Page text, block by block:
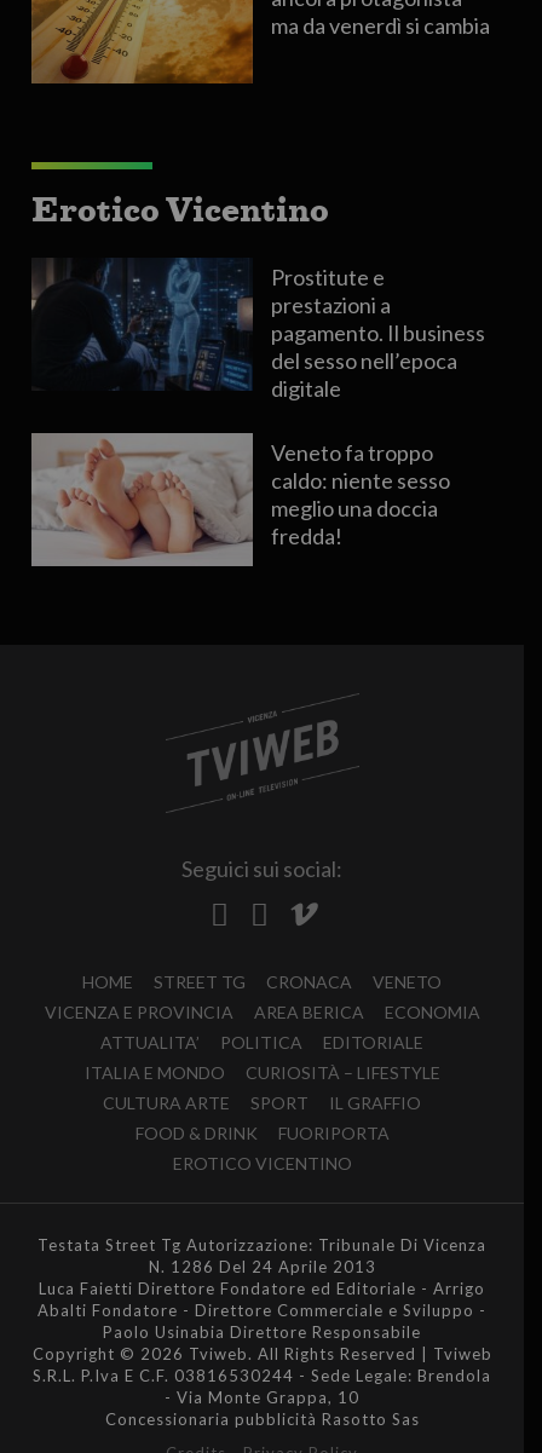
ma da venerdì si cambia
Erotico Vicentino
Prostitute e
prestazioni a
pagamento. Il business
del sesso nell’epoca
digitale
Veneto fa troppo
caldo: niente sesso
meglio una doccia
fredda!
Seguici sui social:
HOME STREET TG CRONACA
VENETO
VICENZA E PROVINCIA
AREA BERICA
ECONOMIA
ATTUALITA’
POLITICA
EDITORIALE
ITALIA E MONDO
CURIOSITÀ – LIFESTYLE
CULTURA ARTE
SPORT
IL GRAFFIO
FOOD & DRINK
FUORIPORTA
EROTICO VICENTINO
Testata Street Tg Autorizzazione: Tribunale Di Vicenza
N. 1286 Del 24 Aprile 2013
Luca Faietti Direttore Fondatore ed Editoriale - Arrigo
Abalti Fondatore - Direttore Commerciale e Sviluppo -
Paolo Usinabia Direttore Responsabile
Copyright © 2026 Tviweb. All Rights Reserved | Tviweb
S.R.L. P.Iva E C.F. 03816530244 - Sede Legale: Brendola
- Via Monte Grappa, 10
Concessionaria pubblicità Rasotto Sas